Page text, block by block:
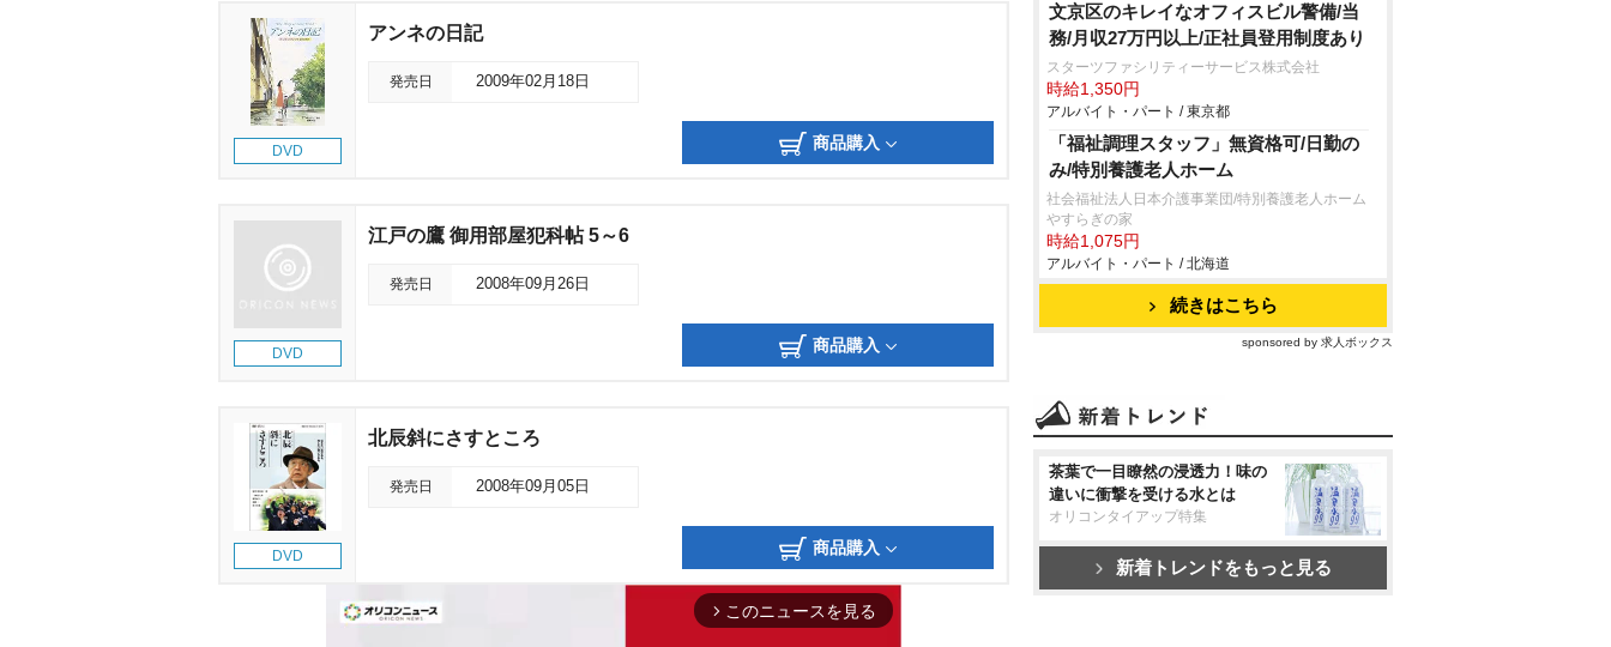
DVD
アンネの日記
発売日 2009年02月18日
商品購入
DVD
江戸の鷹 御用部屋犯科帖 5～6
発売日 2008年09月26日
商品購入
DVD
北辰斜にさすところ
発売日 2008年09月05日
商品購入
arrow_forward_ios このニュースを見る
文京区のキレイなオフィスビル警備/当
務/月収27万円以上/正社員登用制度あり
スターツファシリティーサービス株式会社
時給1,350円
アルバイト・パート / 東京都
「福祉調理スタッフ」無資格可/日勤の
み/特別養護老人ホーム
社会福祉法人日本介護事業団/特別養護老人ホーム
すらぎの家
時給1,075円
アルバイト・パート / 北海道
続きはこちら
sponsored by 求人ボックス
茶葉で一目瞭然の浸透力！味の
違いに衝撃を受ける水とは
オリコンタイアップ特集
新着トレンドをもっと見る